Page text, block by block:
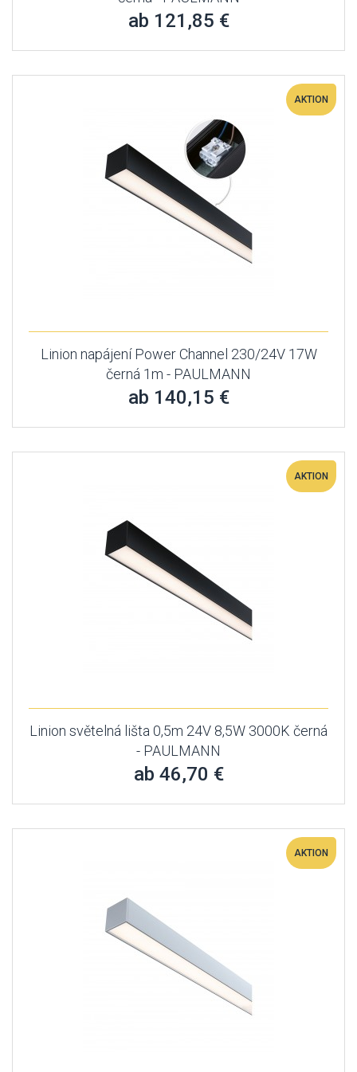
ab 121,85 €
AKTION
Linion napájení Power Channel 230/24V 17W
černá 1m - PAULMANN
ab 140,15 €
AKTION
Linion světelná lišta 0,5m 24V 8,5W 3000K černá
- PAULMANN
ab 46,70 €
AKTION